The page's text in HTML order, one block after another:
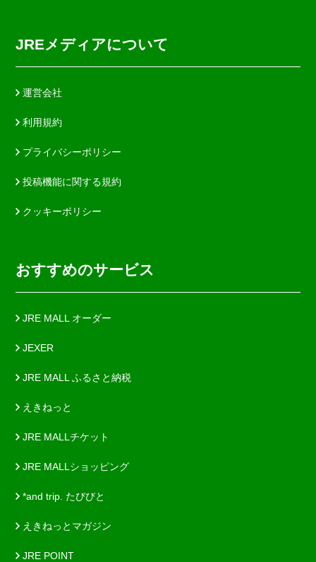
JREメディアについて
運営会社
利用規約
プライバシーポリシー
投稿機能に関する規約
クッキーポリシー
おすすめのサービス
JRE MALL オーダー
JEXER
JRE MALL ふるさと納税
えきねっと
JRE MALLチケット
JRE MALLショッピング
*and trip. たびびと
えきねっとマガジン
JRE POINT